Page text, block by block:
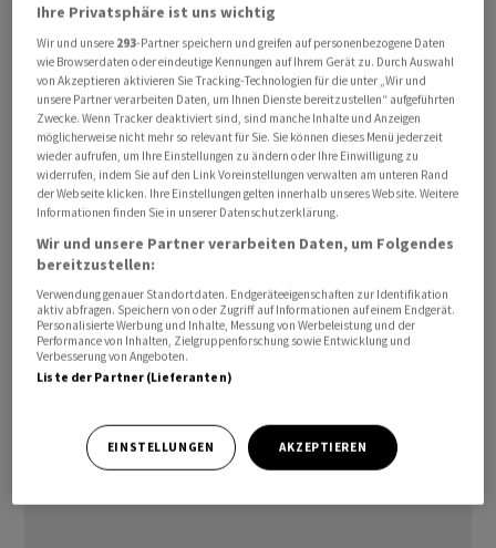
Donnerstagabend ist.
Zum Wochenausklang richtet sich die Aufmerksamkeit
auf den amerikanischen Arbeitsmarkt. Am Nachmittag
veröffentlicht die US-Regierung ihren monatlichen
Stellenbericht. Die Zahlen haben hohe Bedeutung für
den geldpolitischen Kurs der Notenbank Federal
Reserve (Fed). Sie sieht in der geringen Arbeitslosigkeit
vor allem Inflationsrisiken, weil der Mangel an
stärkt. Am Donnerstag hatten sehr robuste Job-Zahlen
des Dienstleisters ADP für Wirbel an den Finanzmärkten
gesorgt.
Ihre Privatsphäre ist uns wichtig
Wir und unsere 293-Partner speichern und greifen auf personenbezogene Daten
wie Browserdaten oder eindeutige Kennungen auf Ihrem Gerät zu. Durch Auswahl
von Akzeptieren aktivieren Sie Tracking-Technologien für die unter „Wir und
unsere Partner verarbeiten Daten, um Ihnen Dienste bereitzustellen“ aufgeführten
Zwecke. Wenn Tracker deaktiviert sind, sind manche Inhalte und Anzeigen
möglicherweise nicht mehr so relevant für Sie. Sie können dieses Menü jederzeit
wieder aufrufen, um Ihre Einstellungen zu ändern oder Ihre Einwilligung zu
widerrufen, indem Sie auf den Link Voreinstellungen verwalten am unteren Rand
der Webseite klicken. Ihre Einstellungen gelten innerhalb unseres Website. Weitere
Informationen finden Sie in unserer Datenschutzerklärung.
Wir und unsere Partner verarbeiten Daten, um Folgendes
bereitzustellen:
Verwendung genauer Standortdaten. Endgeräteeigenschaften zur Identifikation
aktiv abfragen. Speichern von oder Zugriff auf Informationen auf einem Endgerät.
Personalisierte Werbung und Inhalte, Messung von Werbeleistung und der
Performance von Inhalten, Zielgruppenforschung sowie Entwicklung und
Verbesserung von Angeboten.
Liste der Partner (Lieferanten)
EINSTELLUNGEN AKZEPTIEREN